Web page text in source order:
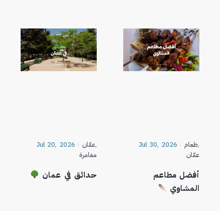
Jul 30, 2026 طعام,
عمّان
أفضل مطاعم
المشاوي
Jul 20, 2026 عمّان,
مغامرة
حدائق في عمان